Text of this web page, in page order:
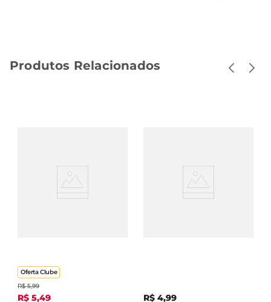
Produtos Relacionados
Oferta Clube
R$ 5,99
R$ 5,49 R$ 4,99